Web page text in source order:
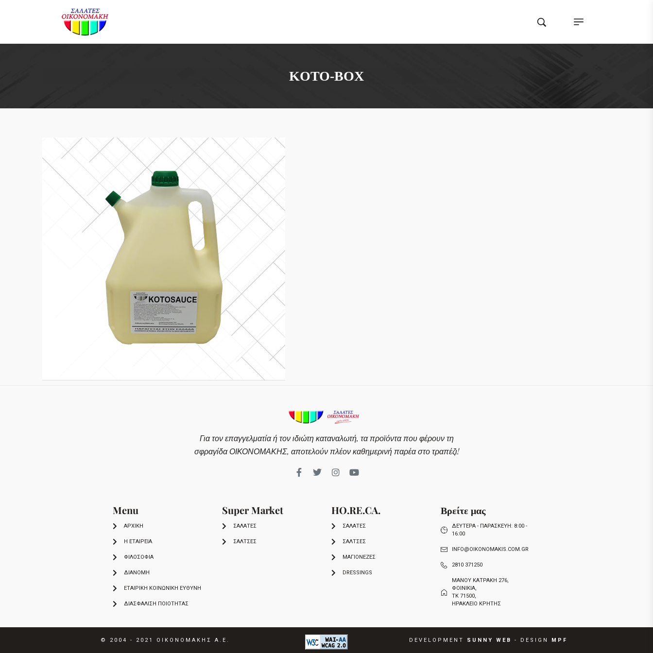
KOTO-BOX
Για τον επαγγελματία ή τον ιδιώτη καταναλωτή, τα προϊόντα που φέρουν τη
σφραγίδα ΟΙΚΟΝΟΜΑΚΗΣ, αποτελούν πλέον καθημερινή παρέα στο τραπέζι!
Menu
ΑΡΧΙΚΗ
Η ΕΤΑΙΡΕΙΑ
ΦΙΛΟΣΟΦΙΑ
ΔΙΑΝΟΜΗ
ΕΤΑΙΡΙΚΉ ΚΟΙΝΩΝΙΚΉ ΕΥΘΎΝΗ
ΔΙΑΣΦΆΛΙΣΗ ΠΟΙΌΤΗΤΑΣ
Super Market
ΣΑΛΑΤΕΣ
ΣΑΛΤΣΕΣ
HO.RE.CA.
ΣΑΛΑΤΕΣ
ΣΑΛΤΣΕΣ
ΜΑΓΙΟΝΕΖΕΣ
DRESSINGS
Βρείτε μας
ΔΕΥΤΕΡΑ - ΠΑΡΑΣΚΕΥΗ: 8:00 -
16:00
INFO@OIKONOMAKIS.COM.GR
2810 371250
ΜΑΝΟΥ ΚΑΤΡΑΚΗ 276,
ΦΟΙΝΙΚΙΑ,
ΤΚ 71500,
ΗΡΑΚΛΕΙΟ ΚΡΗΤΗΣ
© 2004 - 2021 ΟΙΚΟΝΟΜΑΚΗΣ Α.Ε. DEVELOPMENT SUNNY W E B - DESIGN MPF